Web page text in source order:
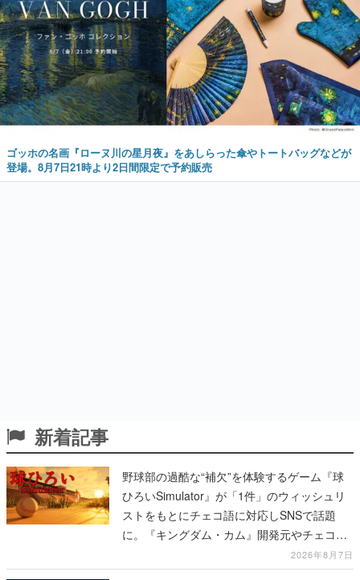
ゴッホの名画『ローヌ川の星月夜』をあしらった傘やトートバッグなどが
登場。8月7日21時より2日間限定で予約販売
新着記事
野球部の過酷な“補欠”を体験するゲーム『球
ひろいSimulator』が「1件」のウィッシュリ
ストをもとにチェコ語に対応しSNSで話題
に。『キングダム・カム』開発元やチェコの
2026年8月7日